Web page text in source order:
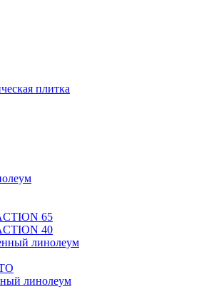
плитка
65
40
линолеум
линолеум